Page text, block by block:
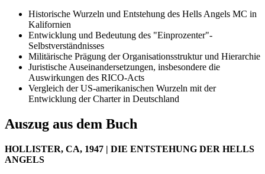
Historische Wurzeln und Entstehung des Hells Angels MC in
Kalifornien
Entwicklung und Bedeutung des "Einprozenter"-
Selbstverständnisses
Militärische Prägung der Organisationsstruktur und Hierarchie
Juristische Auseinandersetzungen, insbesondere die
Auswirkungen des RICO-Acts
Vergleich der US-amerikanischen Wurzeln mit der
Entwicklung der Charter in Deutschland
Auszug aus dem Buch
HOLLISTER, CA, 1947 | DIE ENTSTEHUNG DER HELLS
ANGELS